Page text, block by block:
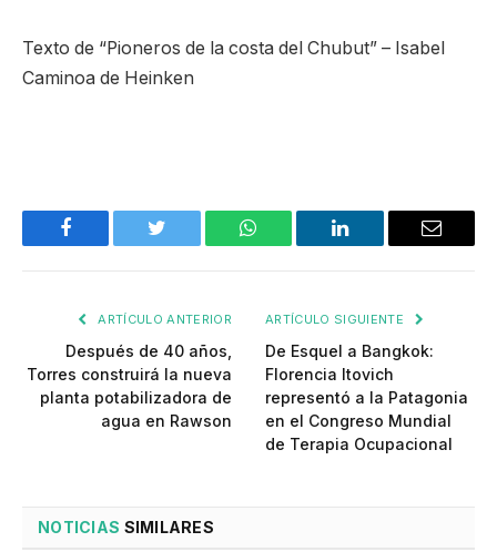
Texto de “Pioneros de la costa del Chubut” – Isabel
Caminoa de Heinken
Facebook Twitter WhatsApp LinkedIn Email
ARTÍCULO ANTERIOR
Después de 40 años,
Torres construirá la nueva
planta potabilizadora de
agua en Rawson
ARTÍCULO SIGUIENTE
De Esquel a Bangkok:
Florencia Itovich
representó a la Patagonia
en el Congreso Mundial
de Terapia Ocupacional
NOTICIAS SIMILARES